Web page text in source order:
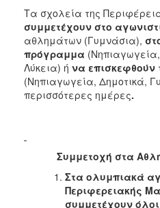
Τα σχολεία της
συμμετέχουν στο
αθλημάτων (Γυμνάσια),
πρόγραμμα
Λύκεια) ή να επισκεφθούν
(Νηπιαγωγεία, Δημοτικά,
περισσότερες ημέρες.
Συμμετοχή στα
Στα ολυμπιακά
Περιφερειακής
συμμετέχουν όλοι